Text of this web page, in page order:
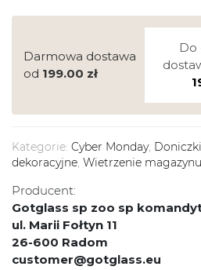
Darmowa dostawa
od 199.00 zł
Do
Kategorie: Cyber Monday,
dekoracyjne, Wietrzenie magazynu
Producent:
Gotglass sp zoo sp
ul. Marii Fołtyn 11
26-600 Radom
customer@gotglass.eu